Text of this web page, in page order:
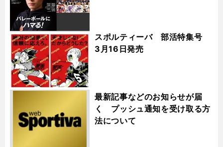
スポルティーバ 部活特集号
3月16日発売
最新記事などのお知らせが届
く プッシュ通知を受け取る方
法について